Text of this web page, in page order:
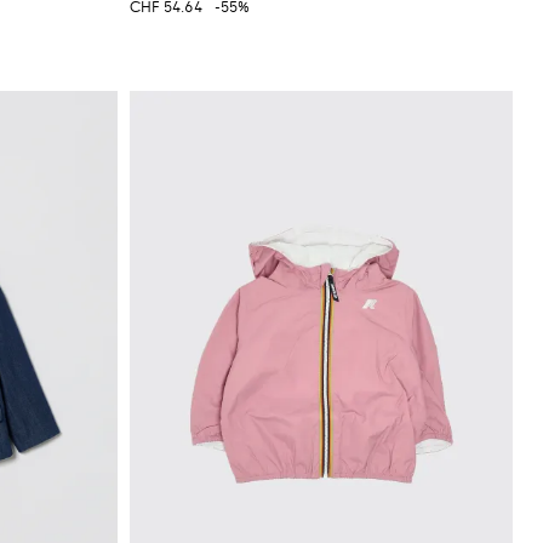
CHF 54.64 -55%